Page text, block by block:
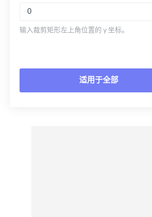
输入裁剪矩形左上角位置的 y 坐标。
适用于全部